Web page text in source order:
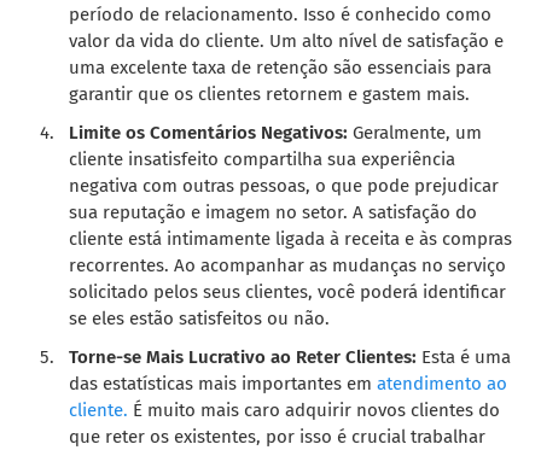
período de relacionamento. Isso é conhecido como
valor da vida do cliente. Um alto nível de satisfação e
uma excelente taxa de retenção são essenciais para
garantir que os clientes retornem e gastem mais.
Limite os Comentários Negativos: Geralmente, um
cliente insatisfeito compartilha sua experiência
negativa com outras pessoas, o que pode prejudicar
sua reputação e imagem no setor. A satisfação do
cliente está intimamente ligada à receita e às compras
recorrentes. Ao acompanhar as mudanças no serviço
solicitado pelos seus clientes, você poderá identificar
se eles estão satisfeitos ou não.
Torne-se Mais Lucrativo ao Reter Clientes: Esta é uma
das estatísticas mais importantes ematendimento ao
cliente. É muito mais caro adquirir novos clientes do
que reter os existentes, por isso é crucial trabalhar